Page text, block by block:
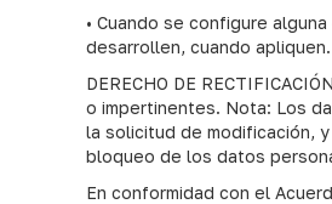
• Cuando se configure
desarrollen, cuando apliquen.
DERECHO DE
o impertinentes. Nota: Los
la solicitud de modificación,
bloqueo de los datos
En conformidad con el